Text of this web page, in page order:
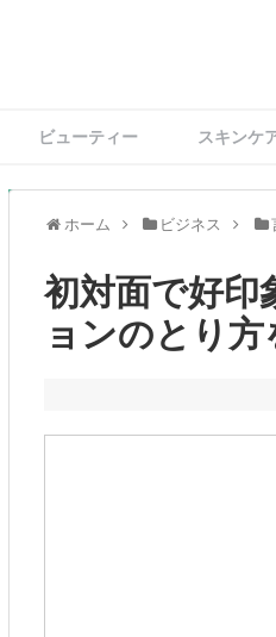
ビューティー スキンケ
ホーム ビジネス
初対面で好印
ョンのとり方